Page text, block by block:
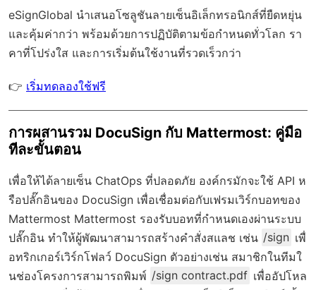
eSignGlobal นำเสนอโซลูชันลายเซ็นอิเล็กทรอนิกส์ที่ยืดหยุ่น
และคุ้มค่ากว่า พร้อมด้วยการปฏิบัติตามข้อกำหนดทั่วโลก รา
คาที่โปร่งใส และการเริ่มต้นใช้งานที่รวดเร็วกว่า
👉 เริ่มทดลองใช้ฟรี
การผสานรวม DocuSign กับ Mattermost: คู่มือ
ทีละขั้นตอน
เพื่อให้ได้ลายเซ็น ChatOps ที่ปลอดภัย องค์กรมักจะใช้ API ห
รือปลั๊กอินของ DocuSign เพื่อเชื่อมต่อกับเฟรมเวิร์กบอทของ
Mattermost Mattermost รองรับบอทที่กำหนดเองผ่านระบบ
ปลั๊กอิน ทำให้ผู้พัฒนาสามารถสร้างคำสั่งสแลช เช่น /sign เพื่
อทริกเกอร์เวิร์กโฟลว์ DocuSign ตัวอย่างเช่น สมาชิกในทีมใ
นช่องโครงการสามารถพิมพ์ /sign contract.pdf เพื่ออัปโหล